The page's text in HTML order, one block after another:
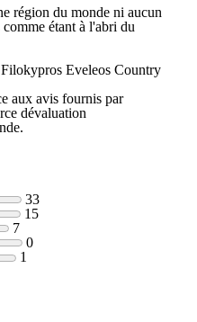
région du monde ni aucun
étant à l'abri du
Eveleos Country
aux avis fournis par
dévaluation
33
15
7
0
1